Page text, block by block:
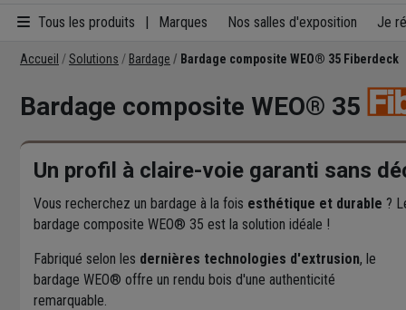
Tous les produits Marques Nos salles d'exposition Je
Accueil Solutions Bardage Bardage composite WEO® 35 Fiberdeck
Bardage composite WEO® 35
Un profil à claire-voie garanti sans
Vous recherchez un bardage à la fois esthétique et durable ?
bardage composite WEO® 35 est la solution idéale !
Fabriqué selon les dernières technologies d'extrusion, le
bardage WEO® offre un rendu bois d'une authenticité
remarquable.